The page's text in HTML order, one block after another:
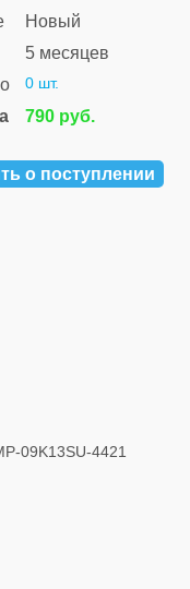
Новый
5 месяцев
0 шт.
790 руб.
о поступлении
09K13SU-4421